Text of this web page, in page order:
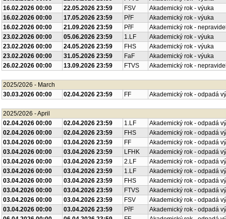
16.02.2026 00:00
22.05.2026 23:59 FSV
Akademický rok - výuka
16.02.2026 00:00
17.05.2026 23:59 PřF
Akademický rok - výuka
16.02.2026 00:00
21.09.2026 23:59 PřF
Akademický rok -
23.02.2026 00:00
05.06.2026 23:59 1.LF
Akademický rok - výuka
23.02.2026 00:00
24.05.2026 23:59 FHS
Akademický rok - výuka
23.02.2026 00:00
31.05.2026 23:59 FaF
Akademický rok - výuka
26.02.2026 00:00
13.09.2026 23:59 FTVS Akademický rok -
2025/2026 - March
30.03.2026 00:00
02.04.2026 23:59 FF Akademický rok - odpadá
2025/2026 - April
02.04.2026 00:00
02.04.2026 23:59 1.LF
Akademický rok - odpadá
02.04.2026 00:00
02.04.2026 23:59 FHS
Akademický rok - odpadá
03.04.2026 00:00
03.04.2026 23:59 FF
Akademický rok - odpadá
03.04.2026 00:00
03.04.2026 23:59 LFHK
Akademický rok - odpadá
03.04.2026 00:00
03.04.2026 23:59 2.LF
Akademický rok - odpadá
03.04.2026 00:00
03.04.2026 23:59 1.LF
Akademický rok - odpadá
03.04.2026 00:00
03.04.2026 23:59 FHS
Akademický rok - odpadá
03.04.2026 00:00
03.04.2026 23:59 FTVS
Akademický rok - odpadá
03.04.2026 00:00
03.04.2026 23:59 FSV
Akademický rok - odpadá
03.04.2026 00:00
03.04.2026 23:59 PřF
Akademický rok - odpadá